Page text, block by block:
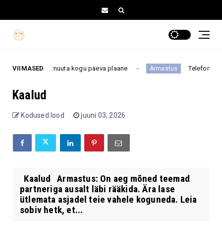
VIIMASED
võib muuta kogu päeva plaane Armastus Telefoninumber
Kaalud
Kodused lood juuni 03, 2026
Kaalud Armastus: On aeg mõned teemad
partneriga ausalt läbi rääkida. Ära lase
ütlemata asjadel teie vahele koguneda. Leia
sobiv hetk, et...